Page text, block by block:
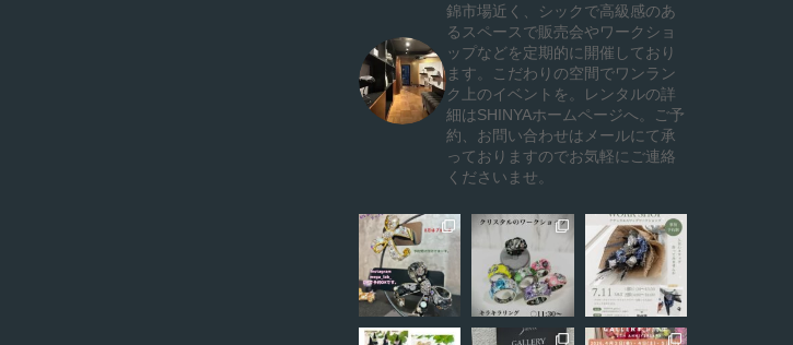
錦市場近く、シックで高級感のあ
るスペースで販売会やワークショ
ップなどを定期的に開催しており
ます。こだわりの空間でワンラン
ク上のイベントを。レンタルの詳
細はSHINYAホームページへ。ご予
約、お問い合わせはメールにて承
っておりますのでお気軽にご連絡
くださいませ。